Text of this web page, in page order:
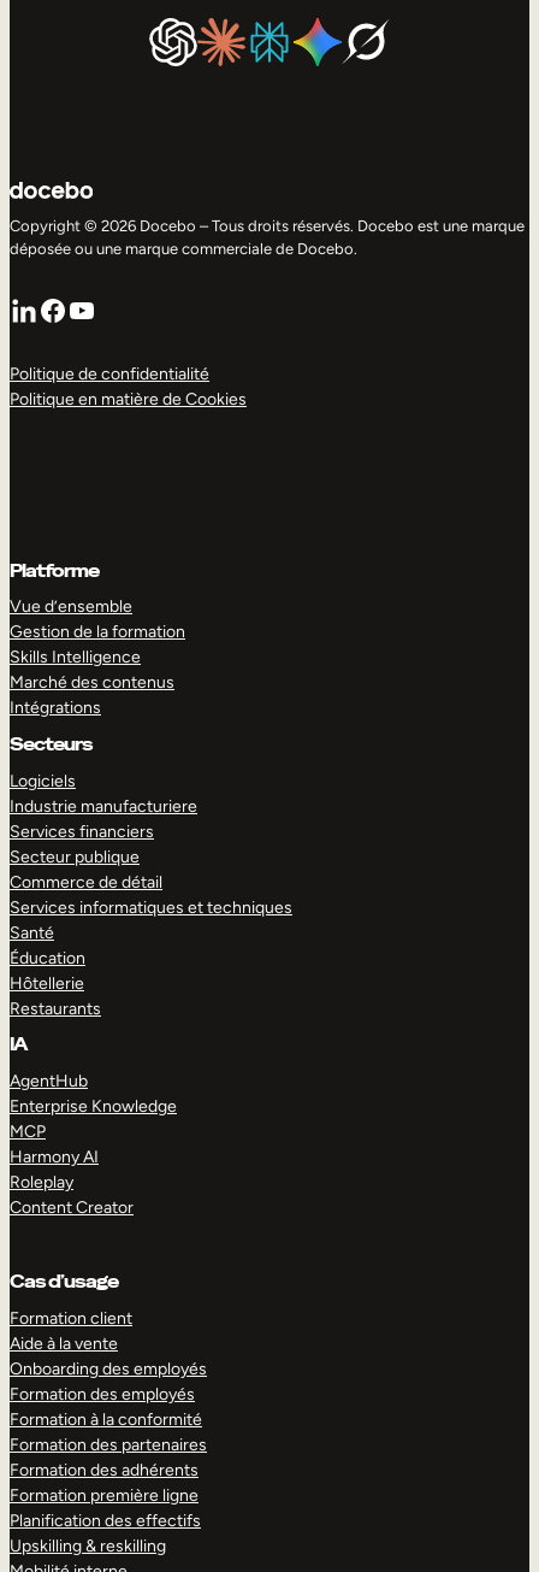
Copyright © 2026 Docebo – Tous droits réservés. Docebo est une marque
déposée ou une marque commerciale de Docebo.
LinkedIn
Facebook
YouTube
Politique de confidentialité
Politique en matière de Cookies
Platforme
Vue d’ensemble
Gestion de la formation
Skills Intelligence
Marché des contenus
Intégrations
Secteurs
Logiciels
Industrie manufacturiere
Services financiers
Secteur publique
Commerce de détail
Services informatiques et techniques
Santé
Éducation
Hôtellerie
Restaurants
IA
AgentHub
Enterprise Knowledge
MCP
Harmony AI
Roleplay
Content Creator
Cas d’usage
Formation client
Aide à la vente
Onboarding des employés
Formation des employés
Formation à la conformité
Formation des partenaires
Formation des adhérents
Formation première ligne
Planification des effectifs
Upskilling & reskilling